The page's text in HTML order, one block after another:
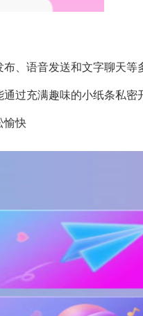
、语音发送和文字聊天等
过充满趣味的小纸条私密
愉快